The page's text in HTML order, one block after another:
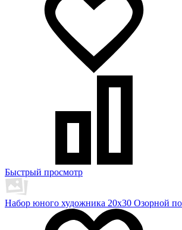
Быстрый просмотр
Набор юного художника 20х30 Озорной